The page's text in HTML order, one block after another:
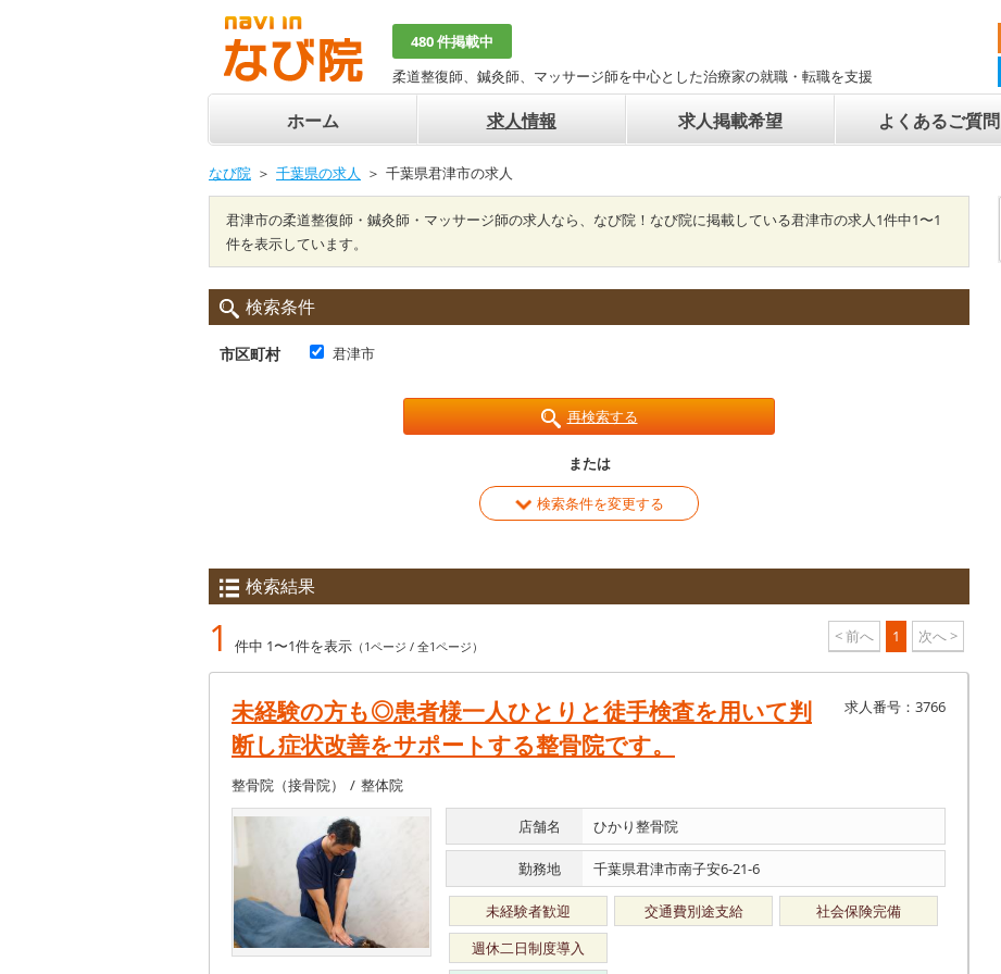
480 件掲載中
柔道整復師、鍼灸師、マッサージ師を中心とした治療家の就職・転職を支援
ホーム 求人情報 求人掲載希望 よくあるご質問
なび院 千葉県の求人 千葉県君津市の求人
君津市の柔道整復師・鍼灸師・マッサージ師の求人なら、なび院！なび院に掲載している君津市の求人1件中1〜1
件を表示しています。
検索条件
市区町村 君津市
再検索する
または
検索条件を変更する
検索結果
1 件中 1〜1件を表示 （1ページ / 全1ページ）
< 前へ 1 次へ >
未経験の方も◎患者様一人ひとりと徒手検査を用いて判
断し症状改善をサポートする整骨院です。
求人番号：3766
整骨院（接骨院） 整体院
店舗名 ひかり整骨院
勤務地 千葉県君津市南子安6-21-6
未経験者歓迎 交通費別途支給
社会保険完備
週休二日制度導入